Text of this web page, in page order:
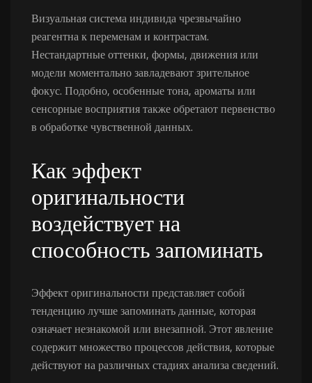
Визуальная система индивида чрезвычайно
реагентна к переменам и контрастам.
Нестандартные оттенки, формы, движения или
модели моментально завладевают зрительное
фокус. Подобно, особенные тона, ароматы или
сенсорные восприятия также обретают первенство
в обработке чувственной данных.
Как эффект
оригинальности
воздействует на
способность запоминать
Эффект оригинальности представляет собой
тенденцию лучше запоминать данные, которая
означает незнакомой или внезапной. Этот явление
содержит множество процессов действия, которые
действуют на различных стадиях анализа сведений.